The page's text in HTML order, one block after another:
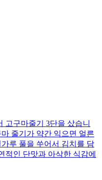
고구마줄기 3단을 샀습니
줄기가 약간 익으면 얼른
루 풀을 쑤어서 김치를 담
적인 단맛과 아삭한 식감에